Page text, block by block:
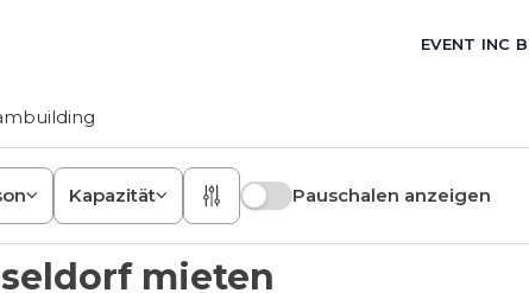
EVENT INC
Kapazität Pauschalen anzeigen
mieten